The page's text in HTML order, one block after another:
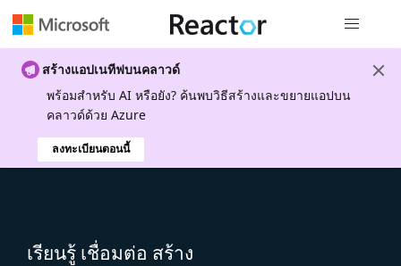
สร้างแอปเนทีฟบนคลาวด์
พร้อมสําหรับ AI หรือยัง? ค้นพบวิธีสร้างและขยายแอปบน
คลาวด์ด้วย Azure
ลงทะเบียนตอนนี้
เรียนรู้ เชื่อมต่อ สร้าง